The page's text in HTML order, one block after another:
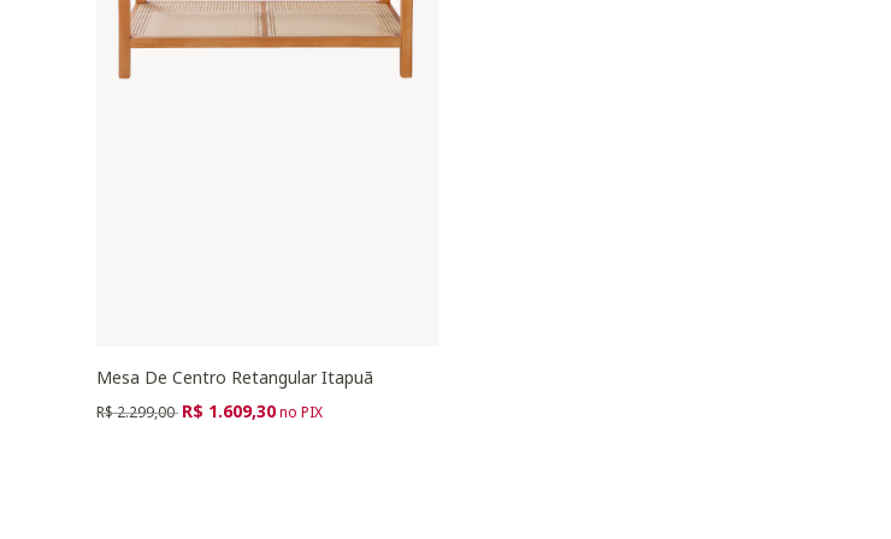
Mesa De Centro Retangular Itapuã
Preço reduzido de
R$ 2.299,00 para
R$ 1.609,30no PIX